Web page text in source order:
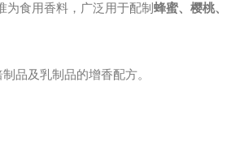
为食用香料，广泛用于配制‌ 蜂蜜、樱桃、
制品及乳制品的增香配方。